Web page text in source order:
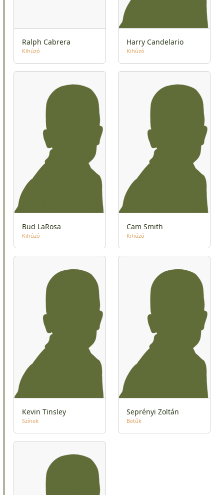
Ralph Cabrera
Kihúzó
Harry Candelario
Kihúzó
Bud LaRosa
Kihúzó
Cam Smith
Kihúzó
Kevin Tinsley
Színek
Seprényi Zoltán
Betűk